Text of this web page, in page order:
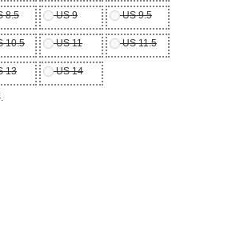
8.5 US 9 US 9.5
10.5 US 11 US 11.5
13 US 14